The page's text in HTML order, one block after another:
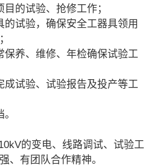
的试验、抢修工作；
的试验，确保安全工器具领用
保养、维修、年检确保试验工
成试验、试验报告及投产等工
的变电、线路调试、试验工
、有团队合作精神。